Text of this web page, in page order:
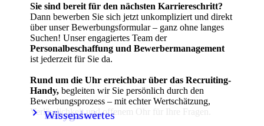
keyboard_arrow_right Babygalerie
keyboard_arrow_right Wissenswertes
Sie sind bereit für den nächsten Karriereschritt?
Dann bewerben Sie sich jetzt unkompliziert und direkt
über unser Bewerbungsformular – ganz ohne langes
Suchen! Unser engagiertes Team der
Personalbeschaffung und Bewerbermanagement
ist jederzeit für Sie da.
Rund um die Uhr erreichbar über das Recruiting-
Handy, begleiten wir Sie persönlich durch den
Bewerbungsprozess – mit echter Wertschätzung,
Verlässlichkeit und offenem Ohr für Ihre Fragen.